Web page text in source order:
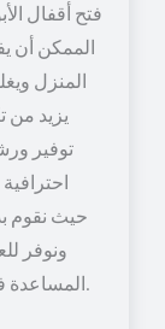
فتح أقفال
الممكن أن
المنزل
يزيد من
توفير
حيث نقوم
ونوفر
المساعدة في أسرع وقت ممكن من قبل الفنيين لدينا.